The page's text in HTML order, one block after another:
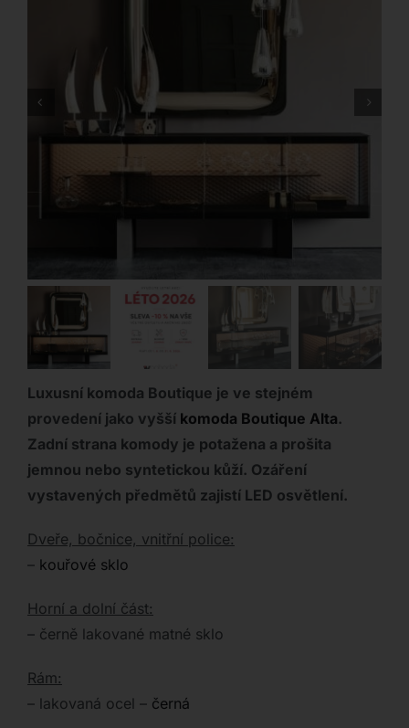
Luxusní komoda Boutique je ve stejném
provedení jako vyšší komoda Boutique Alta.
Zadní strana komody je potažena a prošita
jemnou nebo syntetickou kůží. Ozáření
vystavených předmětů zajistí LED osvětlení.
Dveře, bočnice, vnitřní police:
– kouřové sklo
Horní a dolní část:
– černě lakované matné sklo
Rám:
– lakovaná ocel – černá